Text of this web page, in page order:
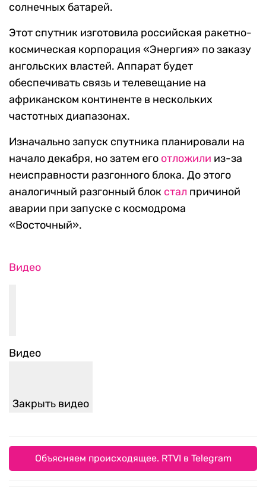
солнечных батарей.
Этот спутник изготовила российская ракетно-
космическая корпорация «Энергия» по заказу
ангольских властей. Аппарат будет
обеспечивать связь и телевещание на
африканском континенте в нескольких
частотных диапазонах.
Изначально запуск спутника планировали на
начало декабря, но затем его отложили из-за
неисправности разгонного блока. До этого
аналогичный разгонный блок стал причиной
аварии при запуске с космодрома
«Восточный».
Видео
Видео
Закрыть видео
Объясняем происходящее. RTVI в Telegram